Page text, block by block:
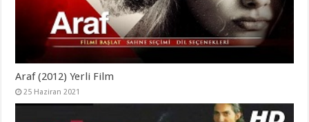
Araf (2012) Yerli Film
25 Haziran 2021